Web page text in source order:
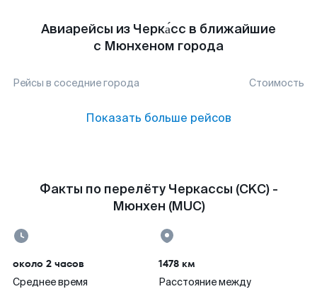
Авиарейсы из Черка́сс в ближайшие
с Мюнхеном города
Рейсы в соседние города Стоимость
Показать больше рейсов
Факты по перелёту Черкассы (CKC) -
Мюнхен (MUC)
около 2 часов
Среднее время
1478 км
Расстояние между